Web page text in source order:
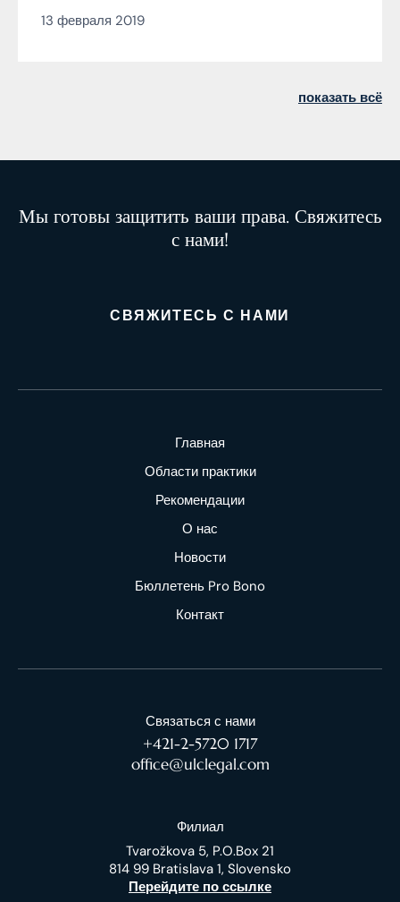
13 февраля 2019
показать всё
Мы готовы защитить ваши права. Свяжитесь
с нами!
СВЯЖИТЕСЬ С НАМИ
Главная
Области практики
Рекомендации
О нас
Новости
Бюллетень Pro Bono
Контакт
Связаться с нами
+421-2-5720 1717
office@ulclegal.com
Филиал
Tvarožkova 5, P.O.Box 21
814 99 Bratislava 1, Slovensko
Перейдите по ссылке